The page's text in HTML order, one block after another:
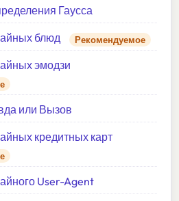
Гаусса
блюд
Рекомендуемое
эмодзи
или Вызов
кредитных карт
User-Agent